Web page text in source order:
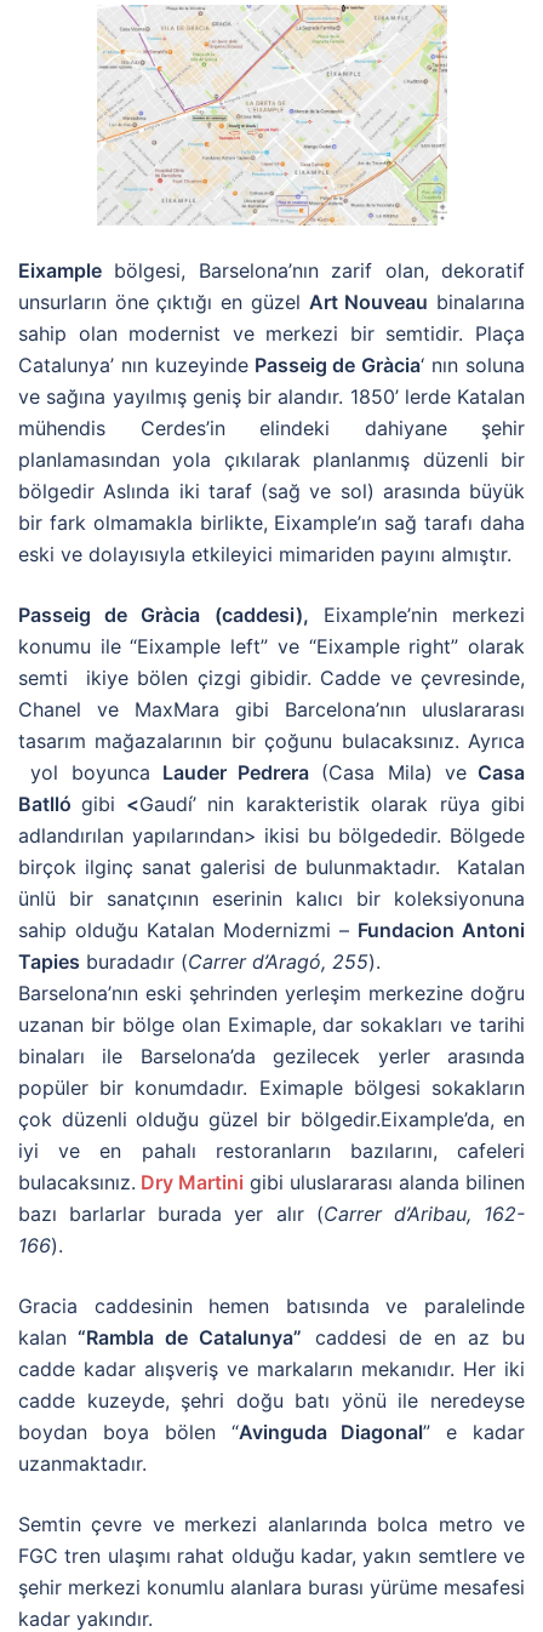
Eixample bölgesi, Barselona’nın zarif olan, dekoratif
unsurların öne çıktığı en güzel Art Nouveau binalarına
sahip olan modernist ve merkezi bir semtidir. Plaça
Catalunya’ nın kuzeyindePasseig de Gràcia‘ nın soluna
ve sağına yayılmış geniş bir alandır. 1850’ lerde Katalan
mühendis Cerdes’in elindeki dahiyane şehir
planlamasından yola çıkılarak planlanmış düzenli bir
bölgedir Aslında iki taraf (sağ ve sol) arasında büyük
bir fark olmamakla birlikte, Eixample’ın sağ tarafı daha
eski ve dolayısıyla etkileyici mimariden payını almıştır.
Passeig de Gràcia (caddesi), Eixample’nin merkezi
konumu ile “Eixample left” ve “Eixample right” olarak
semti ikiye bölen çizgi gibidir. Cadde ve çevresinde,
Chanel ve MaxMara gibi Barcelona’nın uluslararası
tasarım mağazalarının bir çoğunu bulacaksınız. Ayrıca
yol boyunca Lauder Pedrera (Casa Mila) veCasa
Batllógibi <Gaudí’ nin karakteristik olarak rüya gibi
adlandırılan yapılarından> ikisi bu bölgededir. Bölgede
birçok ilginç sanat galerisi de bulunmaktadır. Katalan
ünlü bir sanatçının eserinin kalıcı bir koleksiyonuna
sahip olduğu Katalan Modernizmi – Fundacion Antoni
Tapies buradadır (Carrer d’Aragó, 255).
Barselona’nın eski şehrinden yerleşim merkezine doğru
uzanan bir bölge olan Eximaple, dar sokakları ve tarihi
binaları ile Barselona’da gezilecek yerler arasında
popüler bir konumdadır. Eximaple bölgesi sokakların
çok düzenli olduğu güzel bir bölgedir.Eixample’da, en
iyi ve en pahalı restoranların bazılarını, cafeleri
bulacaksınız. Dry Martini gibi uluslararası alanda bilinen
bazı barlarlar burada yer alır (Carrer d’Aribau, 162-
166).
Gracia caddesinin hemen batısında ve paralelinde
kalan “Rambla de Catalunya” caddesi de en az bu
cadde kadar alışveriş ve markaların mekanıdır. Her iki
cadde kuzeyde, şehri doğu batı yönü ile neredeyse
boydan boya bölen “Avinguda Diagonal” e kadar
uzanmaktadır.
Semtin çevre ve merkezi alanlarında bolca metro ve
FGC tren ulaşımı rahat olduğu kadar, yakın semtlere ve
şehir merkezi konumlu alanlara burası yürüme mesafesi
kadar yakındır.